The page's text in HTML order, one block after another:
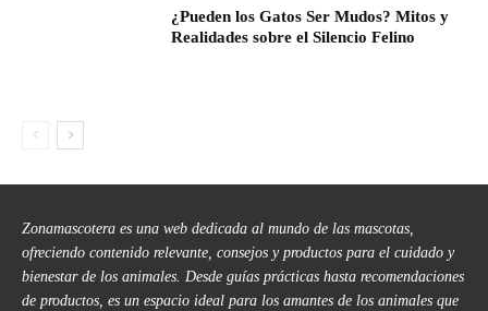
¿Pueden los Gatos Ser Mudos? Mitos y
Realidades sobre el Silencio Felino
Zonamascotera es una web dedicada al mundo de las mascotas,
ofreciendo contenido relevante, consejos y productos para el cuidado y
bienestar de los animales. Desde guías prácticas hasta recomendaciones
de productos, es un espacio ideal para los amantes de los animales que